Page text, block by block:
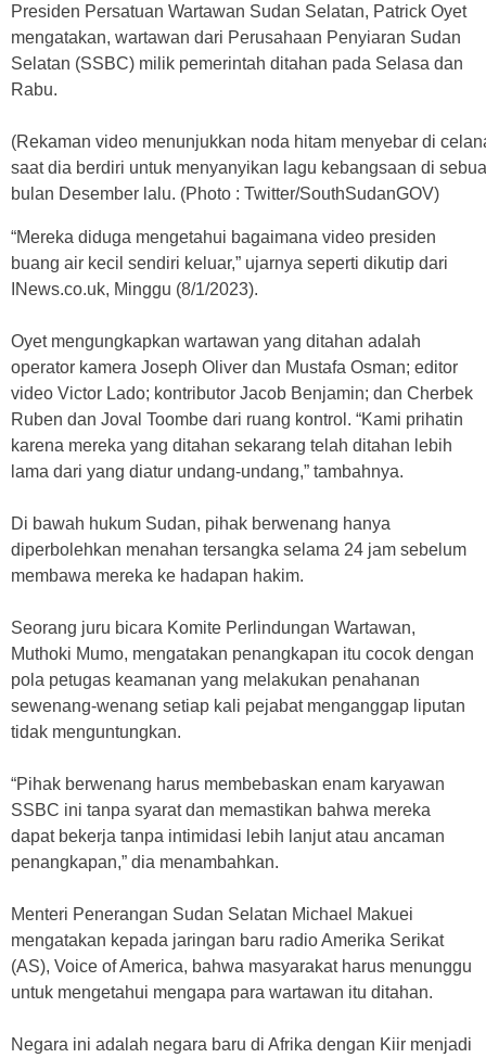
Presiden Persatuan Wartawan Sudan Selatan, Patrick Oyet
mengatakan, wartawan dari Perusahaan Penyiaran Sudan
Selatan (SSBC) milik pemerintah ditahan pada Selasa dan
Rabu.
(Rekaman video menunjukkan noda hitam menyebar di
saat dia berdiri untuk menyanyikan lagu kebangsaan di
bulan Desember lalu. (Photo : Twitter/SouthSudanGOV)
“Mereka diduga mengetahui bagaimana video presiden
buang air kecil sendiri keluar,” ujarnya seperti dikutip dari
INews.co.uk, Minggu (8/1/2023).
Oyet mengungkapkan wartawan yang ditahan adalah
operator kamera Joseph Oliver dan Mustafa Osman; editor
video Victor Lado; kontributor Jacob Benjamin; dan Cherbek
Ruben dan Joval Toombe dari ruang kontrol. “Kami prihatin
karena mereka yang ditahan sekarang telah ditahan lebih
lama dari yang diatur undang-undang,” tambahnya.
Di bawah hukum Sudan, pihak berwenang hanya
diperbolehkan menahan tersangka selama 24 jam sebelum
membawa mereka ke hadapan hakim.
Seorang juru bicara Komite Perlindungan Wartawan,
Muthoki Mumo, mengatakan penangkapan itu cocok dengan
pola petugas keamanan yang melakukan penahanan
sewenang-wenang setiap kali pejabat menganggap liputan
tidak menguntungkan.
“Pihak berwenang harus membebaskan enam karyawan
SSBC ini tanpa syarat dan memastikan bahwa mereka
dapat bekerja tanpa intimidasi lebih lanjut atau ancaman
penangkapan,” dia menambahkan.
Menteri Penerangan Sudan Selatan Michael Makuei
mengatakan kepada jaringan baru radio Amerika Serikat
(AS), Voice of America, bahwa masyarakat harus menunggu
untuk mengetahui mengapa para wartawan itu ditahan.
Negara ini adalah negara baru di Afrika dengan Kiir menjadi